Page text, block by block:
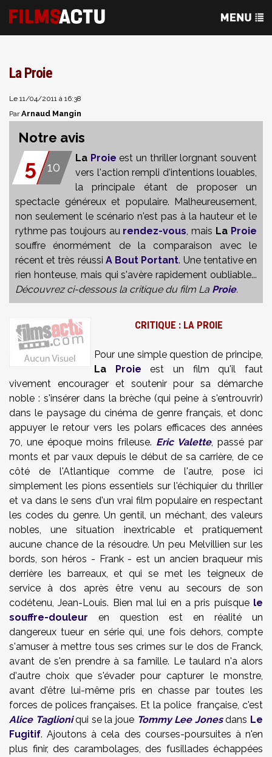
La Proie
Le 11/04/2011 à 16:38
ParArnaud Mangin
Notre avis
5 10
La Proie est un thriller lorgnant souvent
vers l'action rempli d'intentions louables,
la principale étant de proposer un
spectacle généreux et populaire. Malheureusement,
non seulement le scénario n'est pas à la hauteur et le
rythme pas toujours au rendez-vous, mais La Proie
souffre énormément de la comparaison avec le
récent et très réussi A Bout Portant. Une tentative en
rien honteuse, mais qui s'avère rapidement oubliable...
Découvrez ci-dessous la critique du film La Proie.
CRITIQUE : LA PROIE
Pour une simple question de principe,
La Proie est un film qu'il faut
vivement encourager et soutenir pour sa démarche
noble : s'insérer dans la brèche (qui peine à s'entrouvrir)
dans le paysage du cinéma de genre français, et donc
appuyer le retour vers les polars efficaces des années
70, une époque moins frileuse. Eric Valette, passé par
monts et par vaux depuis le début de sa carrière, de ce
côté de l'Atlantique comme de l'autre, pose ici
simplement les pions essentiels sur l'échiquier du thriller
et va dans le sens d'un vrai film populaire en respectant
les codes du genre. Un gentil, un méchant, des valeurs
nobles, une situation inextricable et pratiquement
aucune chance de la résoudre. Un peu Melvillien sur les
bords, son héros - Frank - est un ancien braqueur mis
derrière les barreaux, et qui se met les teigneux de
service à dos après être venu au secours de son
codétenu, Jean-Louis. Bien mal lui en a pris puisque le
souffre-douleur en question est en réalité un
dangereux tueur en série qui, une fois dehors, compte
s'amuser à mettre tous ses crimes sur le dos de Franck,
avant de s'en prendre à sa famille. Le taulard n'a alors
d'autre choix que s'évader pour capturer le monstre,
avant d'être lui-même pris en chasse par toutes les
forces de polices françaises. Et la police française, c'est
Alice Taglioniqui se la joue Tommy Lee Jonesdans Le
Fugitif. Ajoutons à cela des courses-poursuites à n'en
plus finir, des carambolages, des fusillades échappées